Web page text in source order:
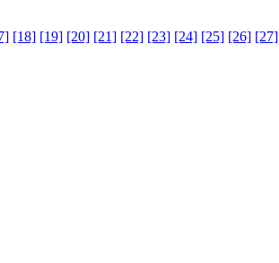
[18] [19] [20] [21] [22] [23] [24] [25] [26] [27]